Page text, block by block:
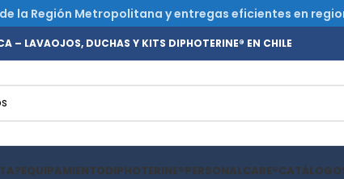
– LAVAOJOS, DUCHAS Y KITS DIPHOTERINE® EN CHILE
EQUIPAMIENTODIPHOTERINE®PERSONALCARE®
la Región Metropolitana y entregas eficientes en